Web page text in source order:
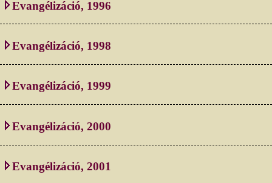
Evangélizáció, 1996
Evangélizáció, 1998
Evangélizáció, 1999
Evangélizáció, 2000
Evangélizáció, 2001